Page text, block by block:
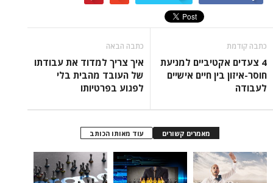
כתבה קודמת
4 צעדים אקטיביים למניעת
חוסר-איזון בין חיים אישיים
לעבודה
כתבה הבאה
איך צריך למדוד את עבודתו
של העובד מהבית בלי
לפגוע בפרטיותו
מאמרים קשורים עוד מאותו הכותב